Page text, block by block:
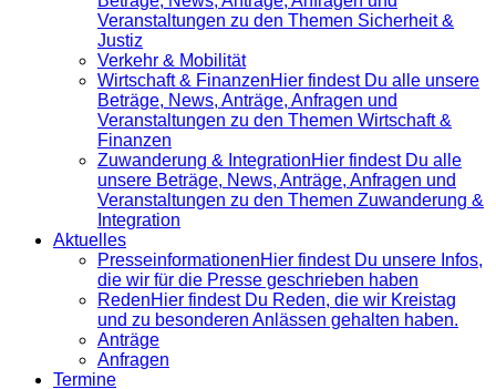
Veranstaltungen zu den Themen Sicherheit &
Justiz
Verkehr & Mobilität
Wirtschaft & FinanzenHier findest Du alle unsere
Beträge, News, Anträge, Anfragen und
Veranstaltungen zu den Themen Wirtschaft &
Finanzen
Zuwanderung & IntegrationHier findest Du alle
unsere Beträge, News, Anträge, Anfragen und
Veranstaltungen zu den Themen Zuwanderung &
Integration
Aktuelles
Presse­informationenHier findest Du unsere Infos,
die wir für die Presse geschrieben haben
RedenHier findest Du Reden, die wir Kreistag
und zu besonderen Anlässen gehalten haben.
Anträge
Anfragen
Termine